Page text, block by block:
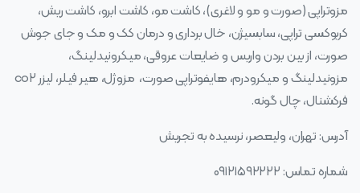
مزوتراپی (صورت و مو و لاغری)، کاشت مو، کاشت ابرو، کاشت ریش،
کربوکسی تراپی، سابسیژن، خال برداری و درمان کک و مک و جای جوش
صورت، از بین بردن واریس و ضایعات عروقی، میکرونیدلینگ،
مزونیدلینگ و میکرودرم، هایفوتراپی صورت، مزوژل، هیر فیلر، لیزر co۲
فرکشنال، چال گونه.
آدرس: تهران، ولیعصر، نرسیده به تجریش
شماره تماس: ۰۹۱۲۱۵۹۲۲۲۲